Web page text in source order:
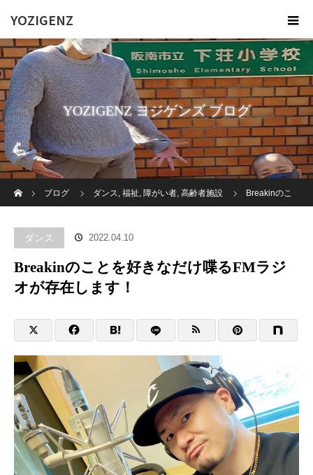
YOZIGENZ
YOZIGENZ ヨジゲンズ ブログ
ブログ
ダンス, 福祉, 障がい者, 高齢者施設 Breakinのこ
ダンス 2022.04.10
Breakinのことを好きなだけ喋るFMラジ
オが存在します！